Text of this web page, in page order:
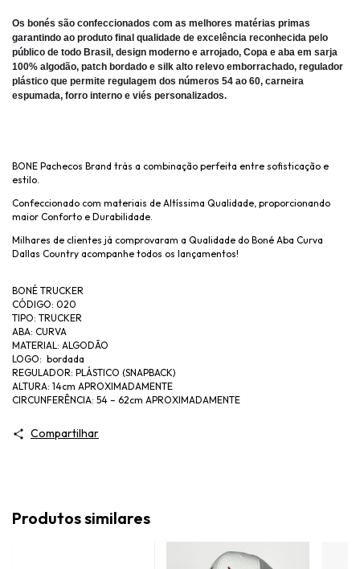
Os bonés são confeccionados com as melhores matérias primas
garantindo ao produto final qualidade de excelência reconhecida pelo
público de todo Brasil, design moderno e arrojado, Copa e aba em sarja
100% algodão, patch bordado e silk alto relevo emborrachado, regulador
plástico que permite regulagem dos números 54 ao 60, carneira
espumada, forro interno e viés personalizados.
BONE Pachecos Brand trás a combinação perfeita entre sofisticação e
estilo.
Confeccionado com materiais de Altíssima Qualidade, proporcionando
maior Conforto e Durabilidade.
Milhares de clientes já comprovaram a Qualidade do Boné Aba Curva
Dallas Country acompanhe todos os lançamentos!
BONÉ TRUCKER
CÓDIGO: 020
TIPO: TRUCKER
ABA: CURVA
MATERIAL: ALGODÃO
LOGO: bordada
REGULADOR: PLÁSTICO (SNAPBACK)
ALTURA: 14cm APROXIMADAMENTE
CIRCUNFERÊNCIA: 54 – 62cm APROXIMADAMENTE
Compartilhar
Produtos similares